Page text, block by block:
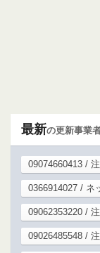
最新の更新事業
09074660413 /
0366914027 / ネ
09062353220 /
09026485548 /